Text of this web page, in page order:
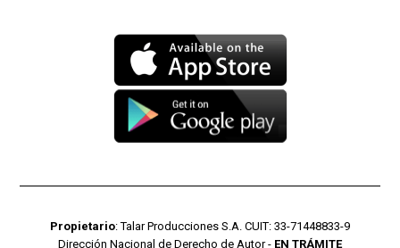
Propietario: Talar Producciones S.A. CUIT: 33-71448833-9
Dirección Nacional de Derecho de Autor - EN TRÁMITE